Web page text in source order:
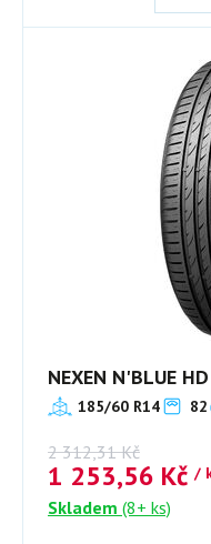
NEXEN N'BLUE
185/60 R14 82
2 312,31 Kč
1 253,56 Kč /
Skladem (8+ ks)